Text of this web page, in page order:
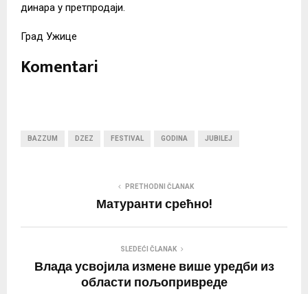
динара у претпродаји.
Град Ужице
Komentari
BAZZUM DZEZ FESTIVAL GODINA JUBILEJ
PRETHODNI ČLANAK
Матуранти срећно!
SLEDEĆI ČLANAK
Влада усвојила измене више уредби из
области пољопривреде